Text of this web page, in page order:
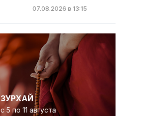
07.08.2026 в 13:15
ЗУРХАЙ
с 5 по 11 августа